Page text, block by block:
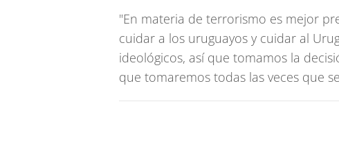
"En materia de terrorismo es mejor
cuidar a los uruguayos y cuidar al
ideológicos, así que tomamos la
que tomaremos todas las veces que